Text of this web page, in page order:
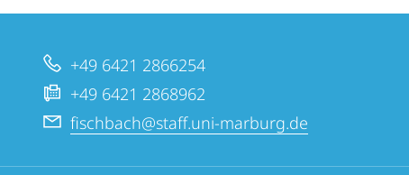
+49 6421 2866254
+49 6421 2868962
fischbach@staff.uni-marburg.de